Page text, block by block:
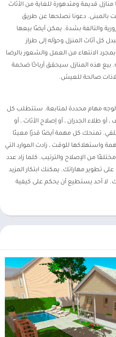
قديمة ومتدهورة للغاية من الأثاث
بالمبنى. دعونا نصلحها عن طريق
والتالفة بشدة. يمكن أيضًا بيعها
كل أثاث المنزل وحوّله إلى طراز
الانتهاء من العمل والشعور بالرضا
بيع هذه المنازل سيحقق أرباحًا ضخمة
صالحة للعيش.
مهام محددة لمتابعة. ستتطلب كل
طلاء الجدران ، أو إصلاح الأثاث ، أو
تمنحك كل مهمة أيضًا قدرًا معينًا
واستهلاكها للوقت ، زادت الموارد التي
من الإصلاح والترتيب. كلما زاد عدد
تطوير مهاراتك. يمكنك ابتكار المزيد
لا أحد يستطيع أن يحكم على كيفية